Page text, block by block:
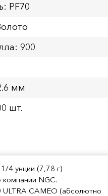
PF70
900
мм
шт.
4 унции (7,78 г)
NGC.
ULTRA CAMEO (абсолютно